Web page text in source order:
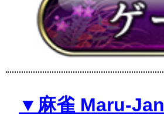
▼麻雀 Maru-Jan